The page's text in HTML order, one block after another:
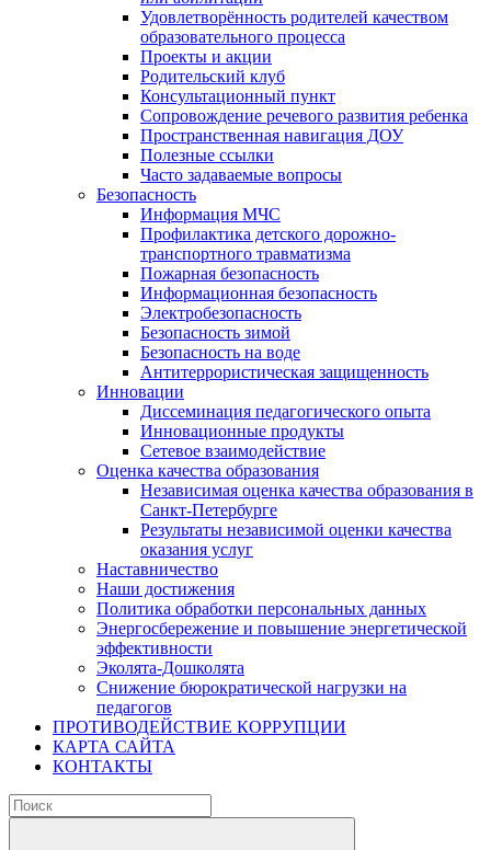
Удовлетворённость родителей качеством
образовательного процесса
Проекты и акции
Родительский клуб
Консультационный пункт
Сопровождение речевого развития ребенка
Пространственная навигация ДОУ
Полезные ссылки
Часто задаваемые вопросы
Безопасность
Информация МЧС
Профилактика детского дорожно-
транспортного травматизма
Пожарная безопасность
Информационная безопасность
Электробезопасность
Безопасность зимой
Безопасность на воде
Антитеррористическая защищенность
Инновации
Диссеминация педагогического опыта
Инновационные продукты
Сетевое взаимодействие
Оценка качества образования
Независимая оценка качества образования в
Санкт-Петербурге
Результаты независимой оценки качества
оказания услуг
Наставничество
Наши достижения
Политика обработки персональных данных
Энергосбережение и повышение энергетической
эффективности
Эколята-Дошколята
Снижение бюрократической нагрузки на
педагогов
ПРОТИВОДЕЙСТВИЕ КОРРУПЦИИ
КАРТА САЙТА
КОНТАКТЫ